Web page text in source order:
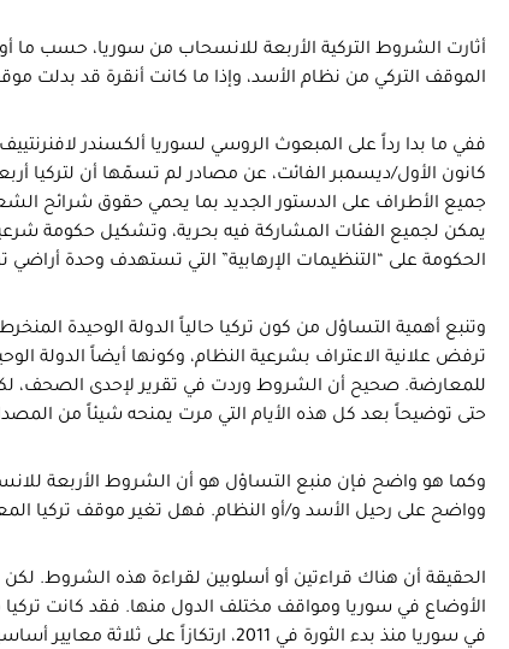
أثارت الشروط التركية الأربعة للانسحاب من سوريا، حسب ما
الموقف التركي من نظام الأسد، وإذا ما كانت أنقرة قد بدلت
كانون الأول/ديسمبر الفائت، عن مصادر لم تسمّها أن لتركيا
جميع الأطراف على الدستور الجديد بما يحمي حقوق شرائح
يمكن لجميع الفئات المشاركة فيه بحرية، وتشكيل حكومة
الحكومة على “التنظيمات الإرهابية” التي تستهدف وحدة أراضي
وتنبع أهمية التساؤل من كون تركيا حالياً الدولة الوحيدة
ترفض علانية الاعتراف بشرعية النظام، وكونها أيضاً الدولة
للمعارضة. صحيح أن الشروط وردت في تقرير لإحدى الصحف، لكن
حتى توضيحاً بعد كل هذه الأيام التي مرت يمنحه شيئاً من
وكما هو واضح فإن منبع التساؤل هو أن الشروط الأربعة
وواضح على رحيل الأسد و/أو النظام. فهل تغير موقف تركيا
الحقيقة أن هناك قراءتين أو أسلوبين لقراءة هذه الشروط.
الأوضاع في سوريا ومواقف مختلف الدول منها. فقد كانت
في سوريا منذ بدء الثورة في 2011، ارتكازاً